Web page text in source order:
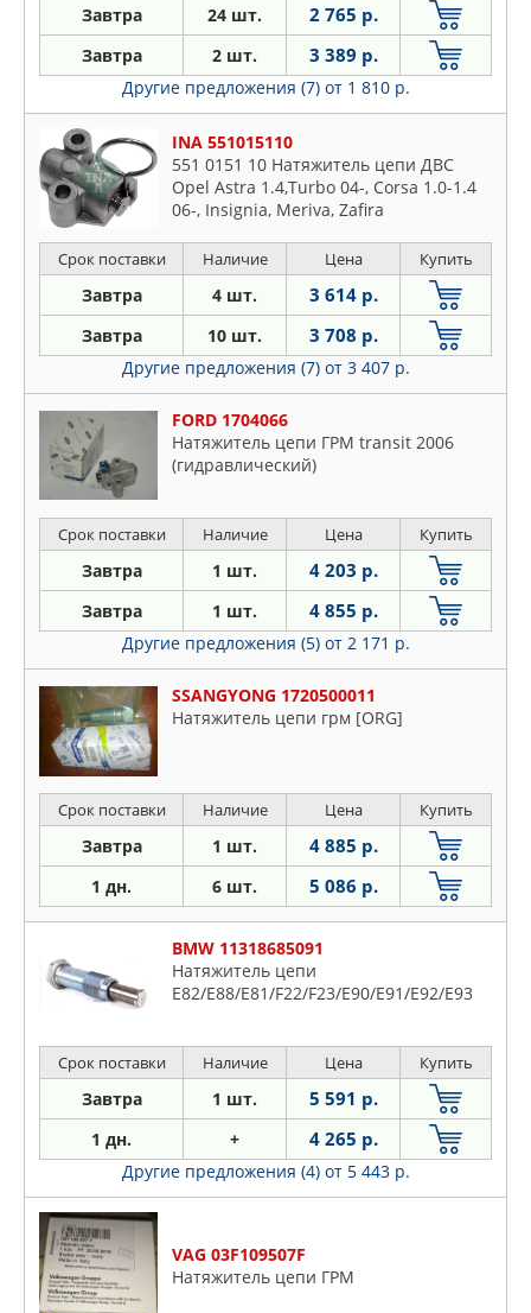
Завтра 24 шт. 2 765 р.
Завтра 2 шт. 3 389 р.
Другие предложения (7) от 1 810 р.
INA 551015110
551 0151 10 Натяжитель цепи ДВС
Opel Astra 1.4,Turbo 04-, Corsa 1.0-1.4
06-, Insignia, Meriva, Zafira
Срок поставки Наличие Цена Купить
Завтра 4 шт. 3 614 р.
Завтра 10 шт. 3 708 р.
Другие предложения (7) от 3 407 р.
FORD 1704066
Натяжитель цепи ГРМ transit 2006
(гидравлический)
Срок поставки Наличие Цена Купить
Завтра 1 шт. 4 203 р.
Завтра 1 шт. 4 855 р.
Другие предложения (5) от 2 171 р.
SSANGYONG 1720500011
Натяжитель цепи грм [ORG]
Срок поставки Наличие Цена Купить
Завтра 1 шт. 4 885 р.
1 дн. 6 шт. 5 086 р.
BMW 11318685091
Натяжитель цепи
E82/E88/E81/F22/F23/E90/E91/E92/E93
Срок поставки Наличие Цена Купить
Завтра 1 шт. 5 591 р.
1 дн. + 4 265 р.
Другие предложения (4) от 5 443 р.
VAG 03F109507F
Натяжитель цепи ГРМ